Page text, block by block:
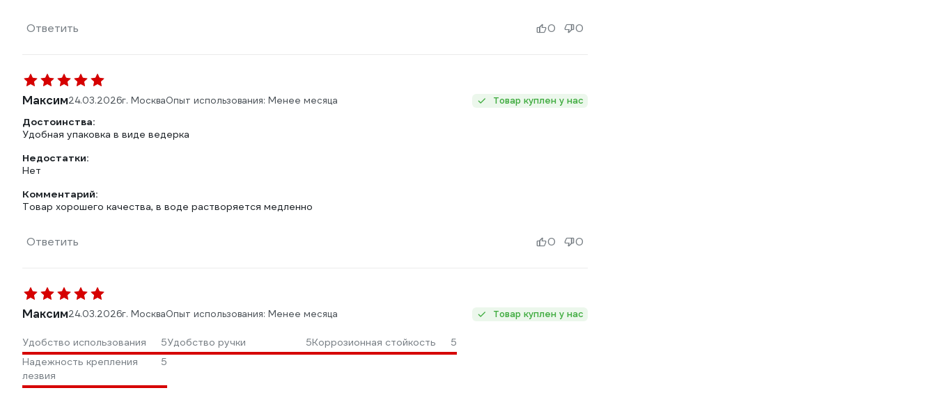
Ответить 0 0
Максим24.03.2026г. МоскваОпыт использования: Менее месяца Товар куплен у нас
Достоинства:
Удобная упаковка в виде ведерка
Недостатки:
Нет
Комментарий:
Товар хорошего качества, в воде растворяется медленно
Ответить 0 0
Максим24.03.2026г. МоскваОпыт использования: Менее месяца Товар куплен у нас
Удобство использования 5Удобство ручки 5Коррозионная стойкость
5
Надежность крепления
лезвия
5